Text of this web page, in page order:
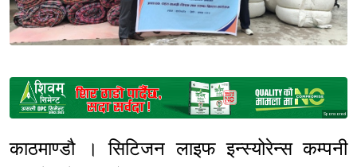
Sponsored
काठमाण्डौ । सिटिजन लाइफ इन्स्योरेन्स कम्पनी